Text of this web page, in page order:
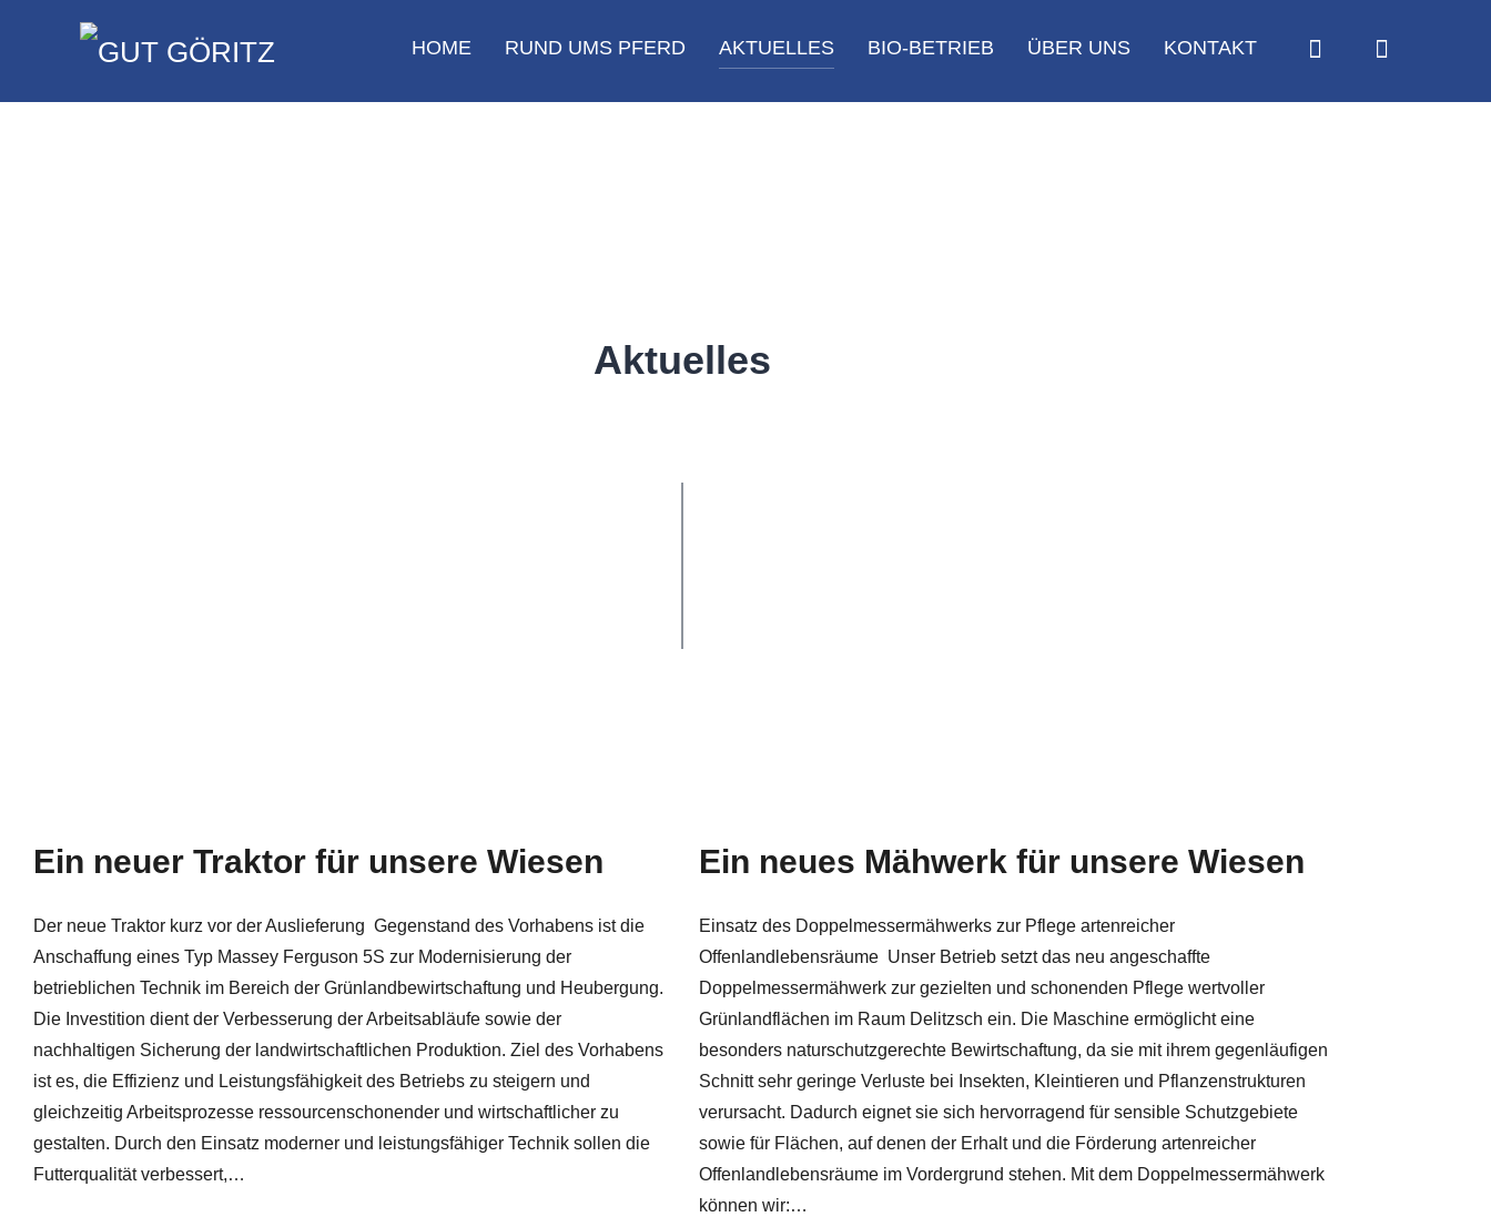
HOME RUND UMS PFERD AKTUELLES BIO-BETRIEB ÜBER UNS KONTAKT
Aktuelles
Ein neuer Traktor für unsere Wiesen
Der neue Traktor kurz vor der Auslieferung Gegenstand des Vorhabens ist die
Anschaffung eines Typ Massey Ferguson 5S zur Modernisierung der
betrieblichen Technik im Bereich der Grünlandbewirtschaftung und Heubergung.
Die Investition dient der Verbesserung der Arbeitsabläufe sowie der
nachhaltigen Sicherung der landwirtschaftlichen Produktion. Ziel des Vorhabens
ist es, die Effizienz und Leistungsfähigkeit des Betriebs zu steigern und
gleichzeitig Arbeitsprozesse ressourcenschonender und wirtschaftlicher zu
gestalten. Durch den Einsatz moderner und leistungsfähiger Technik sollen die
Futterqualität verbessert,…
Ein neues Mähwerk für unsere Wiesen
Einsatz des Doppelmessermähwerks zur Pflege artenreicher
Offenlandlebensräume Unser Betrieb setzt das neu angeschaffte
Doppelmessermähwerk zur gezielten und schonenden Pflege wertvoller
Grünlandflächen im Raum Delitzsch ein. Die Maschine ermöglicht eine
besonders naturschutzgerechte Bewirtschaftung, da sie mit ihrem gegenläufigen
Schnitt sehr geringe Verluste bei Insekten, Kleintieren und Pflanzenstrukturen
verursacht. Dadurch eignet sie sich hervorragend für sensible Schutzgebiete
sowie für Flächen, auf denen der Erhalt und die Förderung artenreicher
Offenlandlebensräume im Vordergrund stehen. Mit dem Doppelmessermähwerk
können wir:…